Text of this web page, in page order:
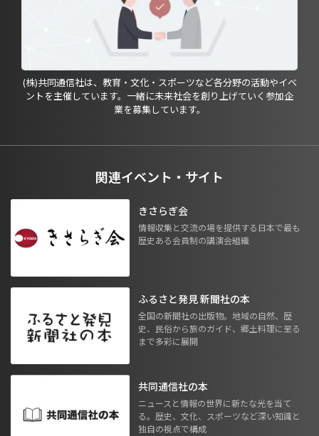
(株)共同通信社は、教育・文化・スポーツなど各分野の活動やイベ
ントを主催しています。一緒に未来社会を創り上げていく参加企
業を募集しています。
関連イベント・サイト
きさらぎ会
情報収集と交流の場を提供する日本で最も
歴史ある会員制の講演会組織
ふるさと発見 新聞社の本
全国の新聞社の出版物。地域の自然、歴
史、民俗から旅のガイド、郷土料理に至る
まで多彩に展開
共同通信社の本
ニュースと情報の世界に新たな光を当て
る。歴史、文化、スポーツなど深い知識と
独自の視点で構成